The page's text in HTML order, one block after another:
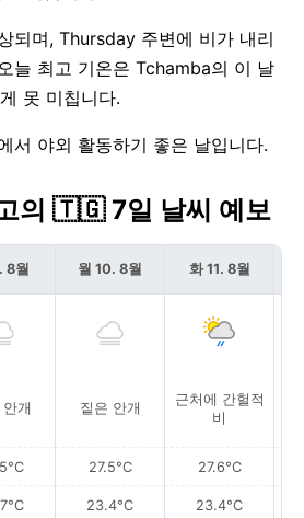
되며, Thursday 주변에 비가 내리
늘 최고 기온은 Tchamba의 이 날
못 미칩니다.
서 야외 활동하기 좋은 날입니다.
의 🇹🇬 7일 날씨 예보
8월
개
월 10. 8월
짙은 안개
27.5°C
23.4°C
화 11. 8월
근처에 간헐적
비
27.6°C
23.4°C